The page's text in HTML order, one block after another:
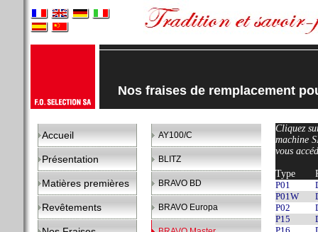
Nos fraises de remplacement
Accueil
Présentation
Matières premières
Revêtements
AY100/C
BLITZ
BRAVO BD
BRAVO Europa
Cliquez
machine
vous
Type
P01
P01W
P02
P15